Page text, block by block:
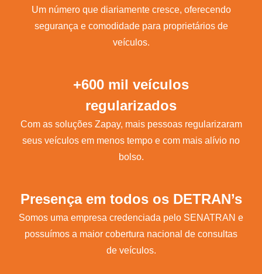
Um número que diariamente cresce, oferecendo
segurança e comodidade para proprietários de
veículos.
+600 mil veículos
regularizados
Com as soluções Zapay, mais pessoas regularizaram
seus veículos em menos tempo e com mais alívio no
bolso.
Presença em todos os DETRAN’s
Somos uma empresa credenciada pelo SENATRAN e
possuímos a maior cobertura nacional de consultas
de veículos.